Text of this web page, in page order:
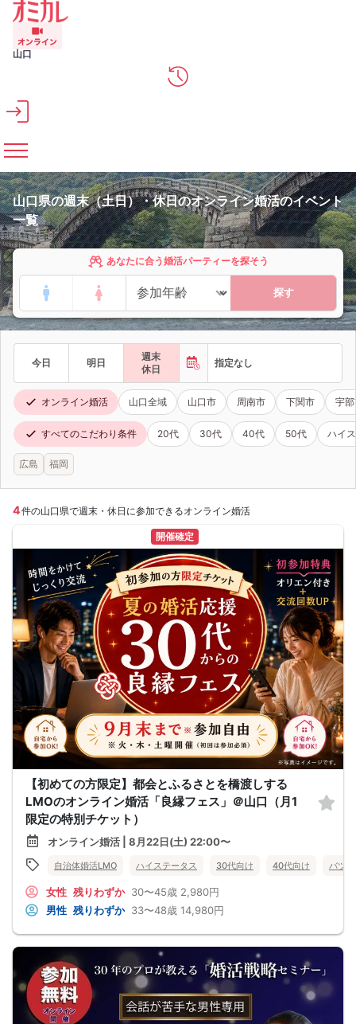
メインコンテンツへスキップ
山口
山口県の週末（土日）・休日のオンライン婚活のイベント
一覧
あなたに合う婚活パーティーを探そう
探す
今日 明日
週末
休日
指定なし
オンライン婚活 山口全域 山口市 周南市 下関市 宇
すべてのこだわり条件 20代 30代 40代 50代 ハイ
広島 福岡
4件の山口県で週末・休日に参加できるオンライン婚活
開催確定
【初めての方限定】都会とふるさとを橋渡しする
LMOのオンライン婚活「良縁フェス」＠山口（月1
限定の特別チケット）
オンライン婚活 | 8月22日(土) 22:00〜
自治体婚活LMO ハイステータス 30代向け 40代向け バツ
女性 残りわずか 30〜45歳 2,980円
男性 残りわずか 33〜48歳 14,980円